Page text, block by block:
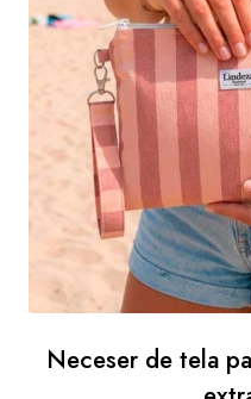
Neceser de tela